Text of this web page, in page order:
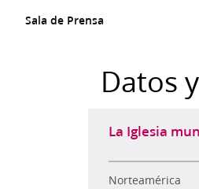
Sala de Prensa
Datos
La Iglesia
Norteamérica